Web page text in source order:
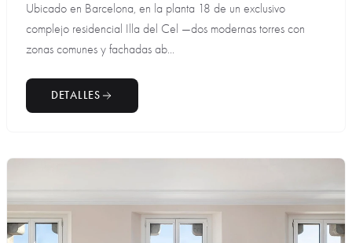
Ubicado en Barcelona, en la planta 18 de un exclusivo
complejo residencial Illa del Cel —dos modernas torres con
zonas comunes y fachadas ab...
DETALLES